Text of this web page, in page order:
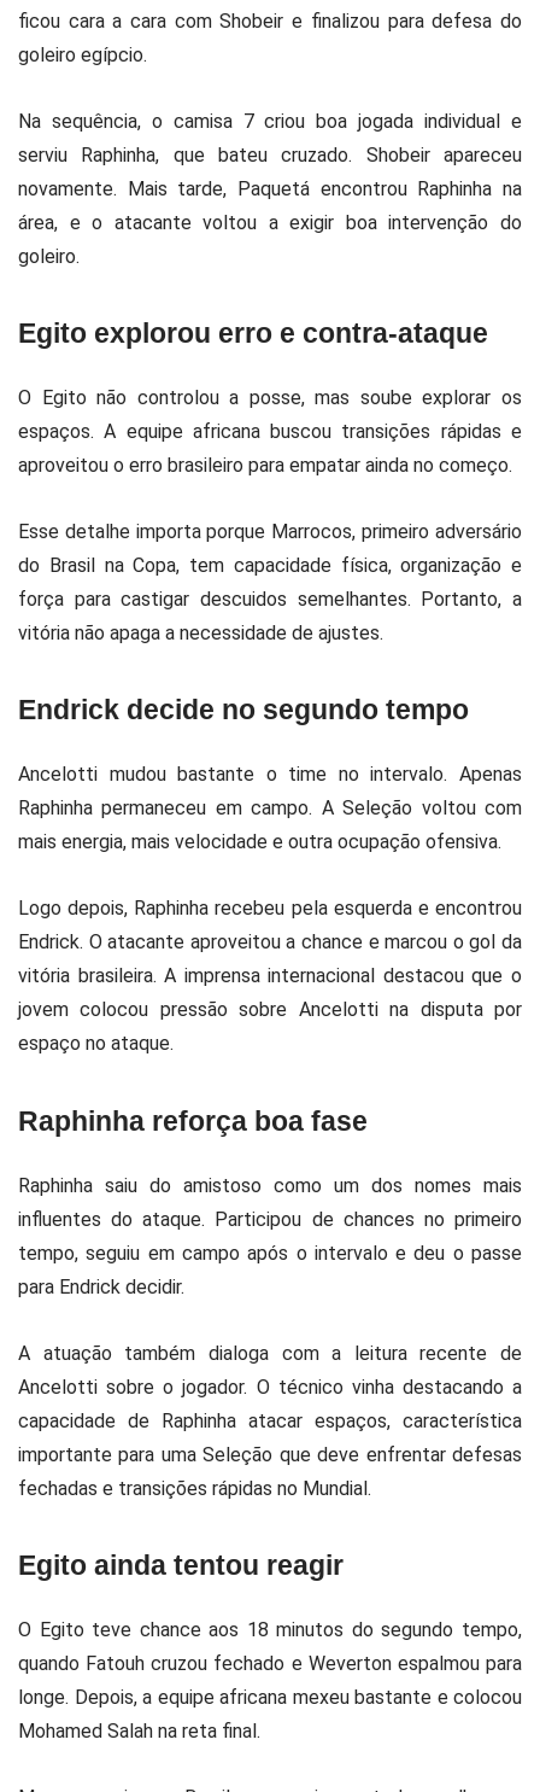
ficou cara a cara com Shobeir e finalizou para defesa do
goleiro egípcio.
Na sequência, o camisa 7 criou boa jogada individual e
serviu Raphinha, que bateu cruzado. Shobeir apareceu
novamente. Mais tarde, Paquetá encontrou Raphinha na
área, e o atacante voltou a exigir boa intervenção do
goleiro.
Egito explorou erro e contra-ataque
O Egito não controlou a posse, mas soube explorar os
espaços. A equipe africana buscou transições rápidas e
aproveitou o erro brasileiro para empatar ainda no começo.
Esse detalhe importa porque Marrocos, primeiro adversário
do Brasil na Copa, tem capacidade física, organização e
força para castigar descuidos semelhantes. Portanto, a
vitória não apaga a necessidade de ajustes.
Endrick decide no segundo tempo
Ancelotti mudou bastante o time no intervalo. Apenas
Raphinha permaneceu em campo. A Seleção voltou com
mais energia, mais velocidade e outra ocupação ofensiva.
Logo depois, Raphinha recebeu pela esquerda e encontrou
Endrick. O atacante aproveitou a chance e marcou o gol da
vitória brasileira. A imprensa internacional destacou que o
jovem colocou pressão sobre Ancelotti na disputa por
espaço no ataque.
Raphinha reforça boa fase
Raphinha saiu do amistoso como um dos nomes mais
influentes do ataque. Participou de chances no primeiro
tempo, seguiu em campo após o intervalo e deu o passe
para Endrick decidir.
A atuação também dialoga com a leitura recente de
Ancelotti sobre o jogador. O técnico vinha destacando a
capacidade de Raphinha atacar espaços, característica
importante para uma Seleção que deve enfrentar defesas
fechadas e transições rápidas no Mundial.
Egito ainda tentou reagir
O Egito teve chance aos 18 minutos do segundo tempo,
quando Fatouh cruzou fechado e Weverton espalmou para
longe. Depois, a equipe africana mexeu bastante e colocou
Mohamed Salah na reta final.